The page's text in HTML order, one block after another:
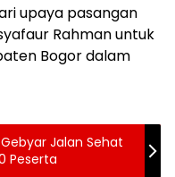
upaya pasangan
Rahman untuk
Bogor dalam
Jalan Sehat
Peserta